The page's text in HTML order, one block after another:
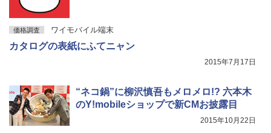
価格調査 ワイモバイル端末
カタログの表紙にふてニャン
2015年7月17日
“ネコ鍋”に柳沢慎吾もメロメロ!? 六本木
のY!mobileショップで新CMお披露目
2015年10月22日